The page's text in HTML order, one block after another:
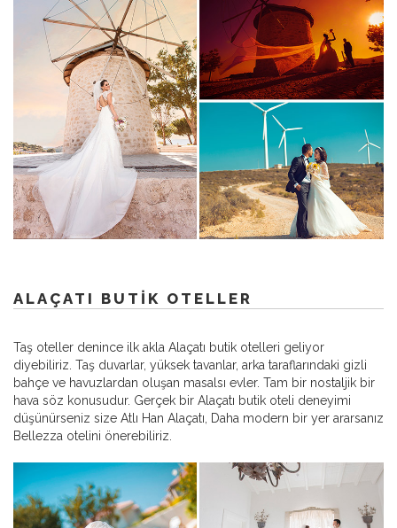
ALAÇATI BUTIK OTELLER
Taş oteller denince ilk akla Alaçatı butik otelleri geliyor
diyebiliriz. Taş duvarlar, yüksek tavanlar, arka taraflarındaki gizli
bahçe ve havuzlardan oluşan masalsı evler. Tam bir nostaljik bir
hava söz konusudur. Gerçek bir Alaçatı butik oteli deneyimi
düşünürseniz size Atlı Han Alaçatı, Daha modern bir yer ararsanız
Bellezza otelini önerebiliriz.